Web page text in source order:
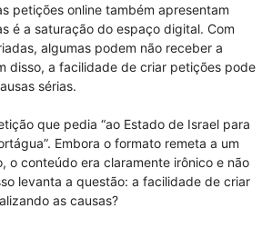
petições online também apresentam
é a saturação do espaço digital. Com
algumas podem não receber a
disso, a facilidade de criar petições pode
sérias.
que pedia “ao Estado de Israel para
Embora o formato remeta a um
o conteúdo era claramente irônico e não
levanta a questão: a facilidade de criar
as causas?